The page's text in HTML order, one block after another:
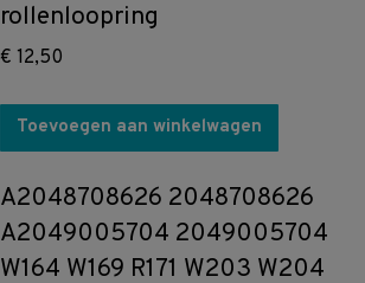
rollenloopring
€ 12,50
Toevoegen aan winkelwagen
A2048708626 2048708626
A2049005704 2049005704
W164 W169 R171 W203 W204